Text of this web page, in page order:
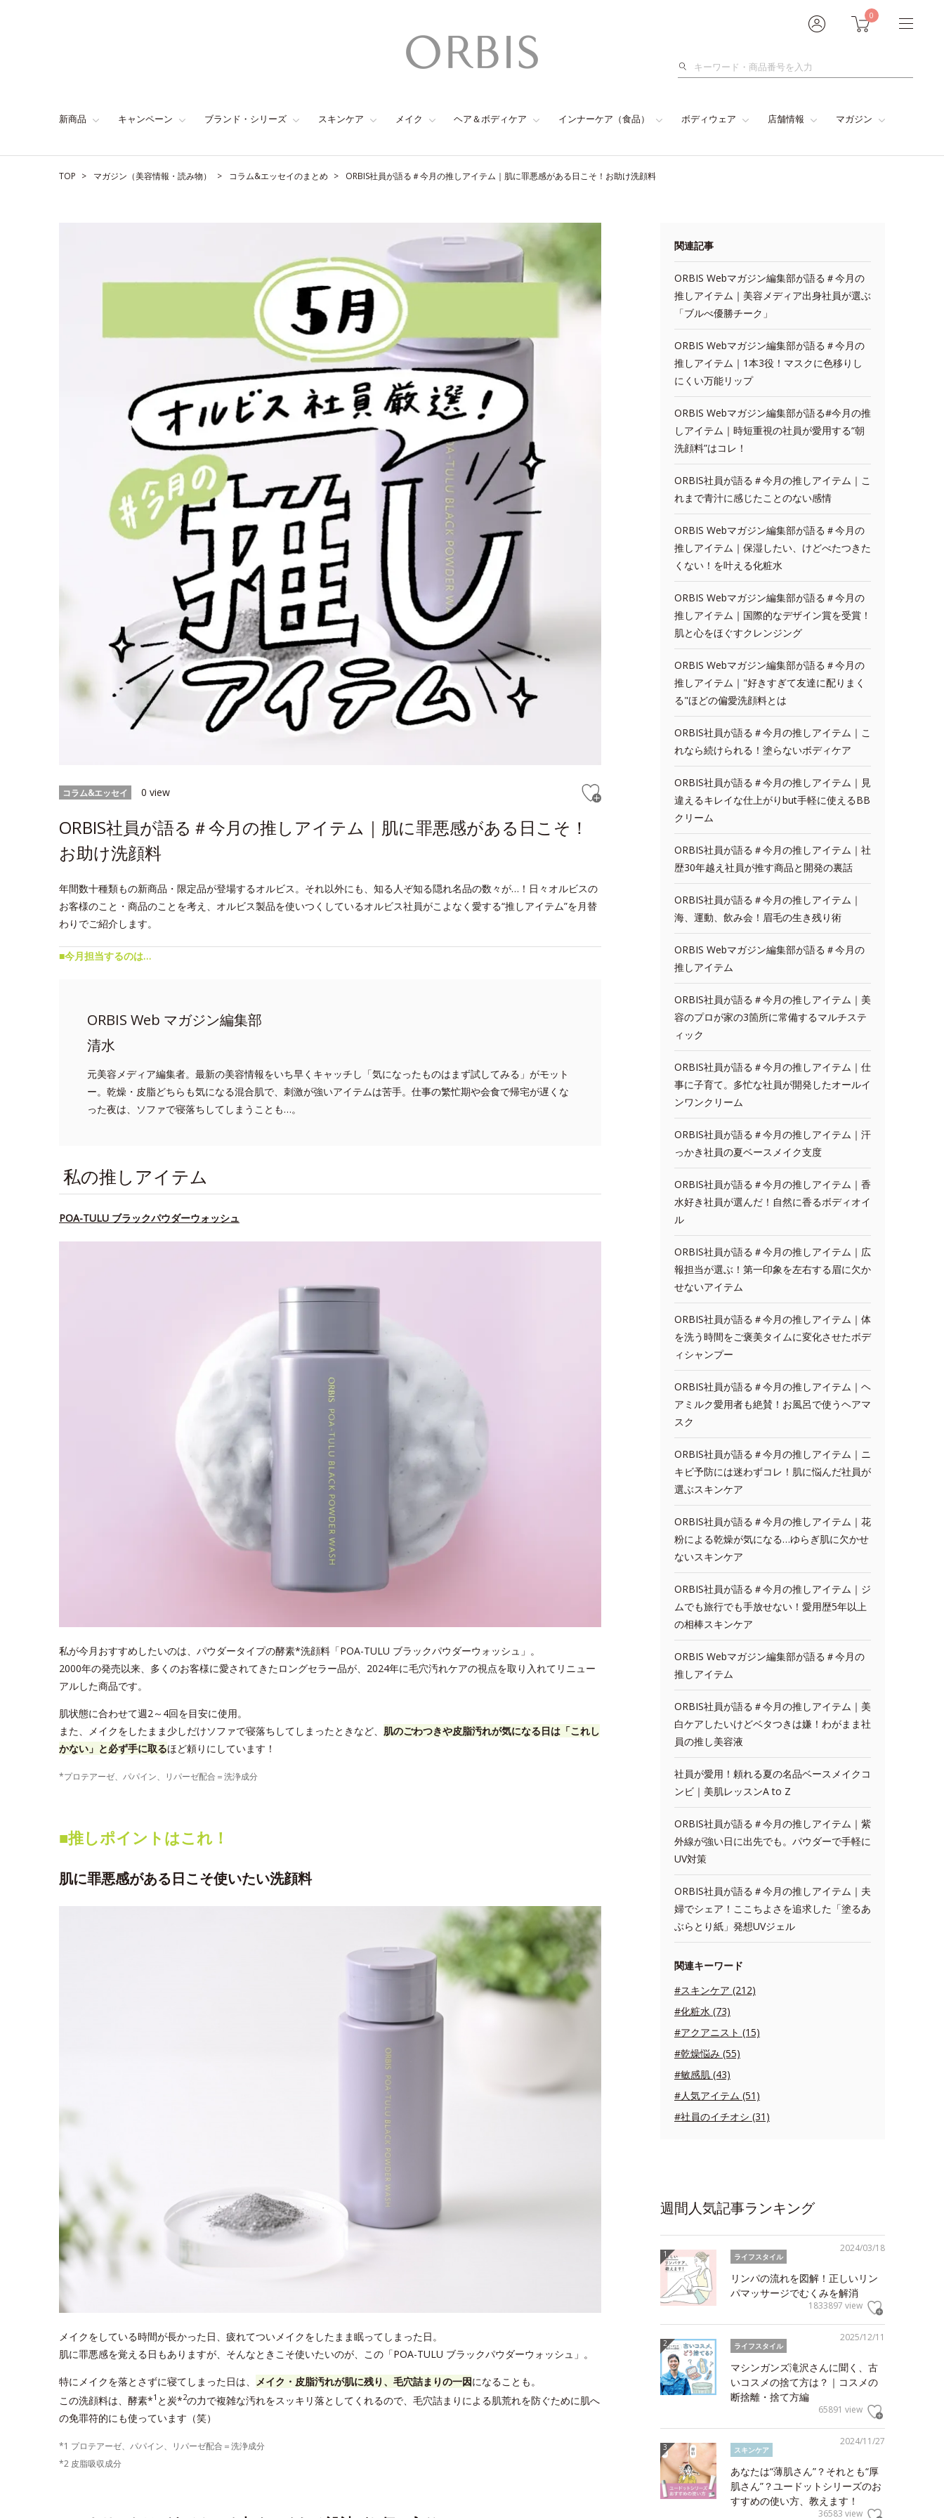
0
検
新商品 キャンペーン ブランド・シリーズ スキンケア メイク ヘア＆ボディケア インナーケア（食品） ボディウェア 店舗情報 マガジン
TOP マガジン（美容情報・読み物） コラム&エッセイのまとめ ORBIS社員が語る＃今月の推しアイテム｜肌に罪悪感がある日こそ！お助け洗顔料
コラム&エッセイ 0 view
ORBIS社員が語る＃今月の推しアイテム｜肌に罪悪感がある日こそ！
お助け洗顔料
年間数十種類もの新商品・限定品が登場するオルビス。それ以外にも、知る人ぞ知る隠れ名品の数々が…！日々オルビスの
お客様のこと・商品のことを考え、オルビス製品を使いつくしているオルビス社員がこよなく愛する“推しアイテム”を月替
わりでご紹介します。
■今月担当するのは…
ORBIS Web マガジン編集部
清水
元美容メディア編集者。最新の美容情報をいち早くキャッチし「気になったものはまず試してみる」がモット
ー。乾燥・皮脂どちらも気になる混合肌で、刺激が強いアイテムは苦手。仕事の繁忙期や会食で帰宅が遅くな
った夜は、ソファで寝落ちしてしまうことも…。
私の推しアイテム
POA-TULU ブラックパウダーウォッシュ
私が今月おすすめしたいのは、パウダータイプの酵素*洗顔料「POA-TULU ブラックパウダーウォッシュ」。
2000年の発売以来、多くのお客様に愛されてきたロングセラー品が、2024年に毛穴汚れケアの視点を取り入れてリニュー
アルした商品です。
肌状態に合わせて週2～4回を目安に使用。
また、メイクをしたまま少しだけソファで寝落ちしてしまったときなど、 肌のごわつきや皮脂汚れが気になる日は「これし
かない」と必ず手に取るほど頼りにしています！
*プロテアーゼ、パパイン、リパーゼ配合＝洗浄成分
■推しポイントはこれ！
肌に罪悪感がある日こそ使いたい洗顔料
メイクをしている時間が長かった日、疲れてついメイクをしたまま眠ってしまった日。
肌に罪悪感を覚える日もありますが、そんなときこそ使いたいのが、この「POA-TULU ブラックパウダーウォッシュ」。
特にメイクを落とさずに寝てしまった日は、 メイク・皮脂汚れが肌に残り、毛穴詰まりの一因になることも。
この洗顔料は、酵素*1 と炭*2の力で複雑な汚れをスッキリ落としてくれるので、毛穴詰まりによる肌荒れを防ぐために肌へ
の免罪符的にも使っています（笑）
*1 プロテアーゼ、パパイン、リパーゼ配合＝洗浄成分
*2 皮脂吸収成分
関連記事
ORBIS Webマガジン編集部が語る＃今月の
推しアイテム｜美容メディア出身社員が選ぶ
「ブルべ優勝チーク」
ORBIS Webマガジン編集部が語る＃今月の
推しアイテム｜1本3役！マスクに色移りし
にくい万能リップ
ORBIS Webマガジン編集部が語る#今月の推
しアイテム｜時短重視の社員が愛用する“朝
洗顔料”はコレ！
ORBIS社員が語る＃今月の推しアイテム｜こ
れまで青汁に感じたことのない感情
ORBIS Webマガジン編集部が語る＃今月の
推しアイテム｜保湿したい、けどべたつきた
くない！を叶える化粧水
ORBIS Webマガジン編集部が語る＃今月の
推しアイテム｜国際的なデザイン賞を受賞！
肌と心をほぐすクレンジング
ORBIS Webマガジン編集部が語る＃今月の
推しアイテム｜"好きすぎて友達に配りまく
る"ほどの偏愛洗顔料とは
ORBIS社員が語る＃今月の推しアイテム｜こ
れなら続けられる！塗らないボディケア
ORBIS社員が語る＃今月の推しアイテム｜見
違えるキレイな仕上がりbut手軽に使えるBB
クリーム
ORBIS社員が語る＃今月の推しアイテム｜社
歴30年越え社員が推す商品と開発の裏話
ORBIS社員が語る＃今月の推しアイテム｜
海、運動、飲み会！眉毛の生き残り術
ORBIS Webマガジン編集部が語る＃今月の
推しアイテム
ORBIS社員が語る＃今月の推しアイテム｜美
容のプロが家の3箇所に常備するマルチステ
ィック
ORBIS社員が語る＃今月の推しアイテム｜仕
事に子育て。多忙な社員が開発したオールイ
ンワンクリーム
ORBIS社員が語る＃今月の推しアイテム｜汗
っかき社員の夏ベースメイク支度
ORBIS社員が語る＃今月の推しアイテム｜香
水好き社員が選んだ！自然に香るボディオイ
ル
ORBIS社員が語る＃今月の推しアイテム｜広
報担当が選ぶ！第一印象を左右する眉に欠か
せないアイテム
ORBIS社員が語る＃今月の推しアイテム｜体
を洗う時間をご褒美タイムに変化させたボデ
ィシャンプー
ORBIS社員が語る＃今月の推しアイテム｜ヘ
アミルク愛用者も絶賛！お風呂で使うヘアマ
スク
ORBIS社員が語る＃今月の推しアイテム｜ニ
キビ予防には迷わずコレ！肌に悩んだ社員が
選ぶスキンケア
ORBIS社員が語る＃今月の推しアイテム｜花
粉による乾燥が気になる…ゆらぎ肌に欠かせ
ないスキンケア
ORBIS社員が語る＃今月の推しアイテム｜ジ
ムでも旅行でも手放せない！愛用歴5年以上
の相棒スキンケア
ORBIS Webマガジン編集部が語る＃今月の
推しアイテム
ORBIS社員が語る＃今月の推しアイテム｜美
白ケアしたいけどベタつきは嫌！わがまま社
員の推し美容液
社員が愛用！頼れる夏の名品ベースメイクコ
ンビ｜美肌レッスンA to Z
ORBIS社員が語る＃今月の推しアイテム｜紫
外線が強い日に出先でも。パウダーで手軽に
UV対策
ORBIS社員が語る＃今月の推しアイテム｜夫
婦でシェア！ここちよさを追求した「塗るあ
ぶらとり紙」発想UVジェル
関連キーワード
#スキンケア (212)
#化粧水 (73)
#アクアニスト (15)
#乾燥悩み (55)
#敏感肌 (43)
#人気アイテム (51)
#社員のイチオシ (31)
週間人気記事ランキング
2024/03/18
ライフスタイル
リンパの流れを図解！正しいリン
パマッサージでむくみを解消
1833897 view
2025/12/11
ライフスタイル
マシンガンズ滝沢さんに聞く、古
いコスメの捨て方は？｜コスメの
断捨離・捨て方編
65891 view
2024/11/27
スキンケア
あなたは“薄肌さん”？それとも“厚
肌さん”？ユードットシリーズのお
すすめの使い方、教えます！
36583 view